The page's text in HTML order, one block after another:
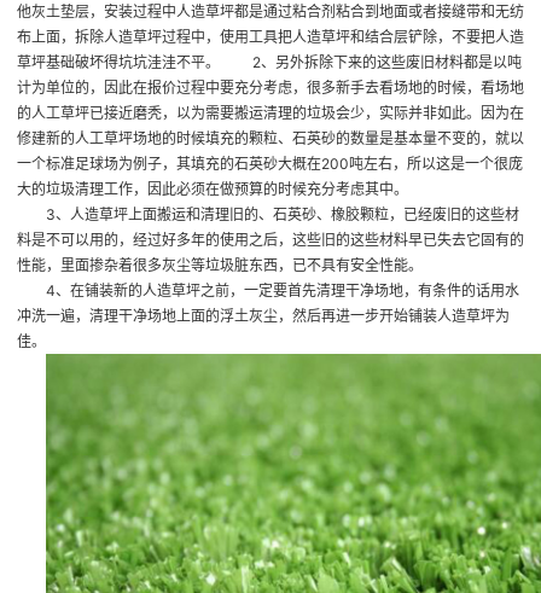
他灰土垫层，安装过程中人造草坪都是通过粘合剂粘合到地面或者接缝带和无纺
布上面，拆除人造草坪过程中，使用工具把人造草坪和结合层铲除，不要把人造
草坪基础破坏得坑坑洼洼不平。 2、另外拆除下来的这些废旧材料都是以吨
计为单位的，因此在报价过程中要充分考虑，很多新手去看场地的时候，看场地
的人工草坪已接近磨秃，以为需要搬运清理的垃圾会少，实际并非如此。因为在
修建新的人工草坪场地的时候填充的颗粒、石英砂的数量是基本量不变的，就以
一个标准足球场为例子，其填充的石英砂大概在200吨左右，所以这是一个很庞
大的垃圾清理工作，因此必须在做预算的时候充分考虑其中。
3、人造草坪上面搬运和清理旧的、石英砂、橡胶颗粒，已经废旧的这些材
料是不可以用的，经过好多年的使用之后，这些旧的这些材料早已失去它固有的
性能，里面掺杂着很多灰尘等垃圾脏东西，已不具有安全性能。
4、在铺装新的人造草坪之前，一定要首先清理干净场地，有条件的话用水
冲洗一遍，清理干净场地上面的浮土灰尘，然后再进一步开始铺装人造草坪为
佳。